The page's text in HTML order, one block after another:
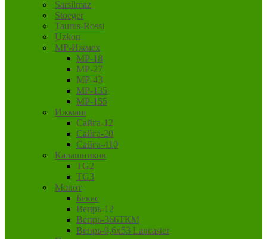
Sarsilmaz
Stoeger
Taurus-Rossi
Uzkon
MP-Ижмех
MP-18
MP-27
MP-43
MP-135
MP-155
Ижмаш
Сайга-12
Сайга-20
Сайга-410
Калашников
TG2
TG3
Молот
Бекас
Вепрь-12
Вепрь-366ТКМ
Вепрь-9,6х53 Lancaster